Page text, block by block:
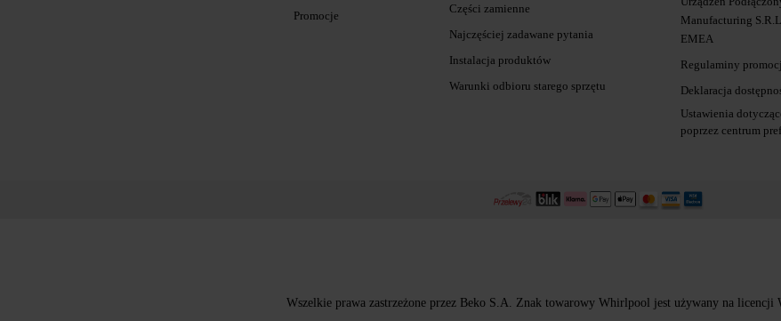
Promocje
Części zamienne
Najczęściej zadawane pytania
Instalacja produktów
Warunki odbioru starego sprzętu
Manufacturing
EMEA
Regulaminy
Deklaracja
Ustawienia
poprzez centrum
Wszelkie prawa zastrzeżone przez Beko S.A. Znak towarowy Whirlpool jest używany na licencji